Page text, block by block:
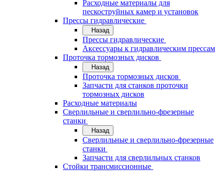
Расходные материалы для
пескоструйных камер и установок
Прессы гидравлические
Назад
Прессы гидравлические
Аксессуары к гидравлическим прессам
Проточка тормозных дисков
Назад
Проточка тормозных дисков
Запчасти для станков проточки
тормозных дисков
Расходные материалы
Сверлильные и сверлильно-фрезерные
станки
Назад
Сверлильные и сверлильно-фрезерные
станки
Запчасти для сверлильных станков
Стойки трансмиссионные